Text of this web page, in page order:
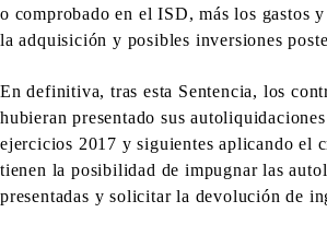
o comprobado en el ISD, más los gastos
la adquisición y posibles inversiones
En definitiva, tras esta Sentencia, los
hubieran presentado sus
ejercicios 2017 y siguientes aplicando el
tienen la posibilidad de impugnar las
presentadas y solicitar la devolución de